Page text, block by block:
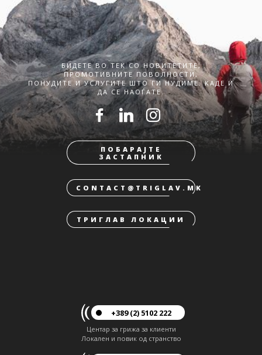
БИДЕТЕ ВО ТЕК СО НОВИТЕТИТЕ,
ПРОМОТИВНИТЕ ПОВОЛНОСТИ,
ПОНУДИТЕ И УСЛУГИТЕ ШТО ГИ НУДИМЕ. КАДЕ И
ДА СЕ НАОЃАТЕ.
ПОБАРАЈТЕ
ЗАСТАПНИК
CONTACT@TRIGLAV.MK
ТРИГЛАВ ЛОКАЦИИ
+389 (2) 5102 222
Центар за грижа за клиенти
Локален и повик од странство